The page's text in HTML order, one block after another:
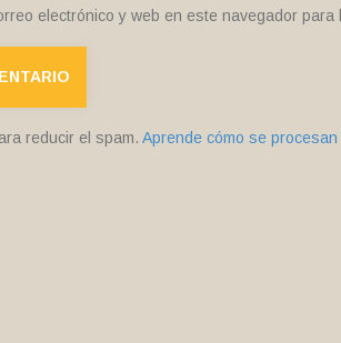
electrónico y web en este navegador para
reducir el spam. Aprende cómo se